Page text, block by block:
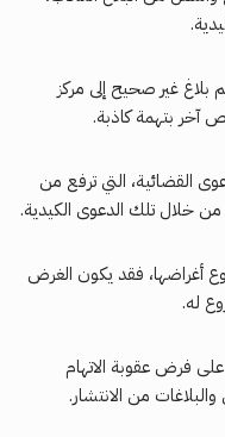
غير صحيح إلى مركز
بتهمة كاذبة.
القضائية، التي ترفع من
خلال تلك الدعوى الكيدية.
أغراضها، فقد يكون الغرض
له.
فرض عقوبة الاتهام
من الانتشار.